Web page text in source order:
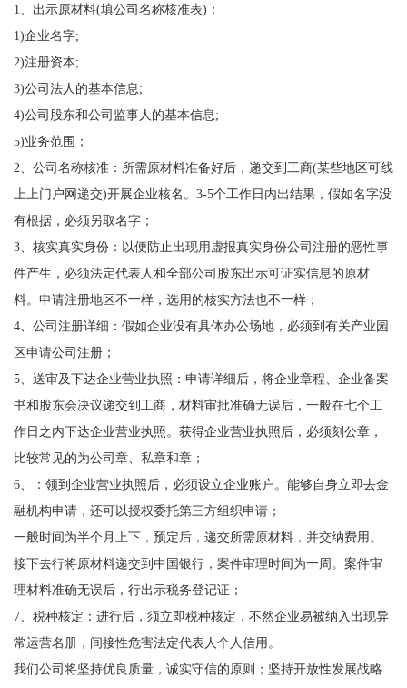
1、出示原材料(填公司名称核准表)：
1)企业名字;
2)注册资本;
3)公司法人的基本信息;
4)公司股东和公司监事人的基本信息;
5)业务范围；
2、公司名称核准：所需原材料准备好后，递交到工商(某些地区可线
上上门户网递交)开展企业核名。3-5个工作日内出结果，假如名字没
有根据，必须另取名字；
3、核实真实身份：以便防止出现用虚报真实身份公司注册的恶性事
件产生，必须法定代表人和全部公司股东出示可证实信息的原材
料。申请注册地区不一样，选用的核实方法也不一样；
4、公司注册详细：假如企业没有具体办公场地，必须到有关产业园
区申请公司注册；
5、送审及下达企业营业执照：申请详细后，将企业章程、企业备案
书和股东会决议递交到工商，材料审批准确无误后，一般在七个工
作日之内下达企业营业执照。获得企业营业执照后，必须刻公章，
比较常见的为公司章、私章和章；
6、：领到企业营业执照后，必须设立企业账户。能够自身立即去金
融机构申请，还可以授权委托第三方组织申请；
一般时间为半个月上下，预定后，递交所需原材料，并交纳费用。
接下去行将原材料递交到中国银行，案件审理时间为一周。案件审
理材料准确无误后，行出示税务登记证；
7、税种核定：进行后，须立即税种核定，不然企业易被纳入出现异
常运营名册，间接性危害法定代表人个人信用。
我们公司将坚持优良质量，诚实守信的原则；坚持开放性发展战略